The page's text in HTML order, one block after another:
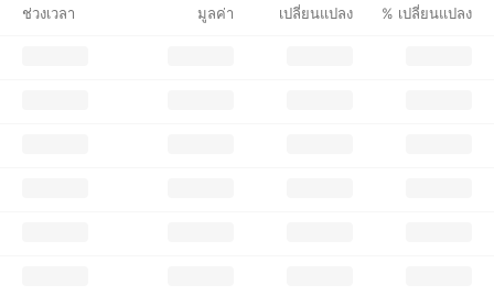
ช่วงเวลา มูลค่า เปลี่ยนแปลง % เปลี่ยนแปลง